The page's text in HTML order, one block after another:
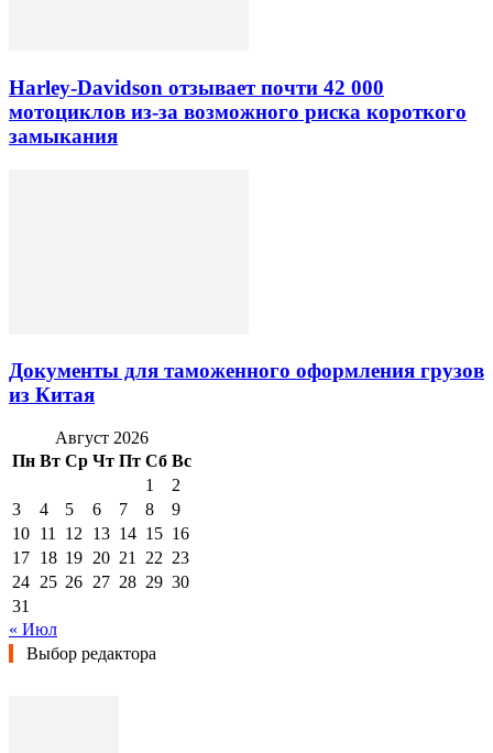
Harley-Davidson отзывает почти 42 000
мотоциклов из-за возможного риска короткого
замыкания
Документы для таможенного оформления грузов
из Китая
Август 2026
Пн Вт Ср Чт Пт Сб Вс
1
2
3
4 5 6 7 8
9
10 11 12 13 14 15 16
17 18 19 20 21 22 23
24 25 26 27 28 29 30
31
« Июл
Выбор редактора